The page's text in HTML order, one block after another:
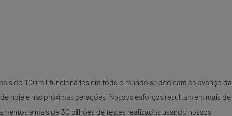
de 100 mil funcionários em todo o mundo se dedicam ao avanço da
hoje e nas próximas gerações. Nossos esforços resultam em mais de
e mais de 30 bilhões de testes realizados usando nossos